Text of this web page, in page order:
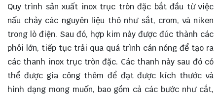
Quy trình sản xuất inox trục tròn đặc bắt đầu từ việc
nấu chảy các nguyên liệu thô như sắt, crom, và niken
trong lò điện. Sau đó, hợp kim này được đúc thành các
phôi lớn, tiếp tục trải qua quá trình cán nóng để tạo ra
các thanh inox trục tròn đặc. Các thanh này sau đó có
thể được gia công thêm để đạt được kích thước và
hình dạng mong muốn, bao gồm cả các bước như cắt,